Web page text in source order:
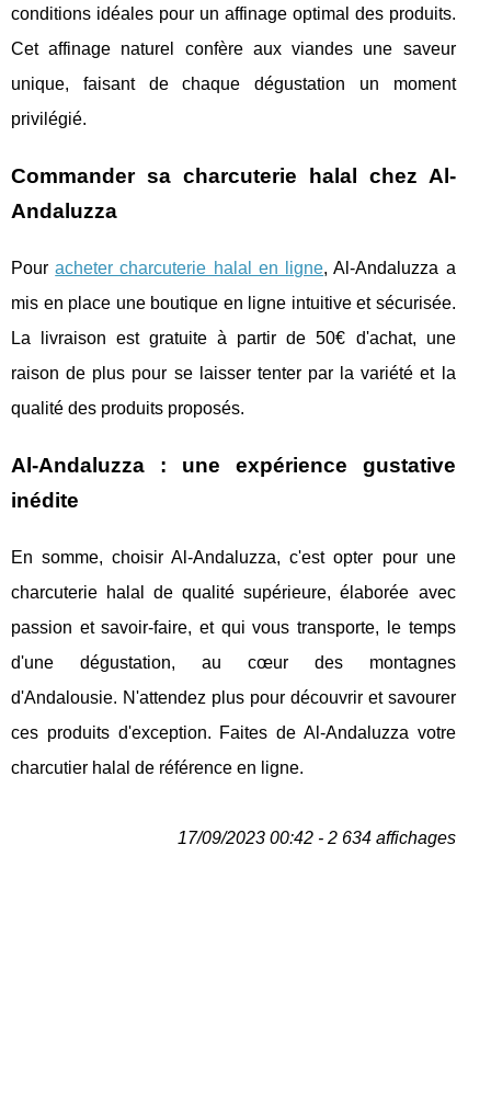
conditions idéales pour un affinage optimal des produits.
Cet affinage naturel confère aux viandes une saveur
unique, faisant de chaque dégustation un moment
privilégié.
Commander sa charcuterie halal chez Al-
Andaluzza
Pouracheter charcuterie halal en ligne, Al-Andaluzza a
mis en place une boutique en ligne intuitive et sécurisée.
La livraison est gratuite à partir de 50€ d'achat, une
raison de plus pour se laisser tenter par la variété et la
qualité des produits proposés.
Al-Andaluzza : une expérience gustative
inédite
En somme, choisir Al-Andaluzza, c'est opter pour une
charcuterie halal de qualité supérieure, élaborée avec
passion et savoir-faire, et qui vous transporte, le temps
d'une dégustation, au cœur des montagnes
d'Andalousie. N'attendez plus pour découvrir et savourer
ces produits d'exception. Faites de Al-Andaluzza votre
charcutier halal de référence en ligne.
17/09/2023 00:42 - 2 634 affichages